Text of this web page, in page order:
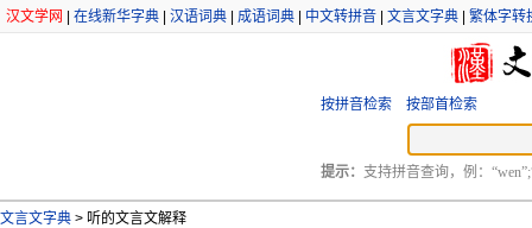
汉文学网 在线新华字典 汉语词典 成语词典 中文转拼音 文言文字典 繁体字转
按拼音检索 按部首检索
提示： 支持拼音查询，例：
文言文字典 > 听的文言文解释